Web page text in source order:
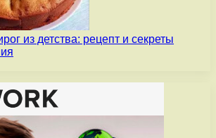
из детства: рецепт и секреты